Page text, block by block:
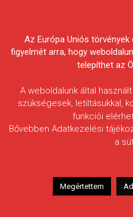
Egyesületek
Bartolák Zoltán
Halfaj: Sügér
Fogott hal adatai: 0,3 kg /
Az Európa Uniós
figyelmét arra, hogy
telepíthet az
A weboldalunk által
szükségesek, letiltásukkal,
funkciói
Bővebben Adatkezelési
a
Megértettem